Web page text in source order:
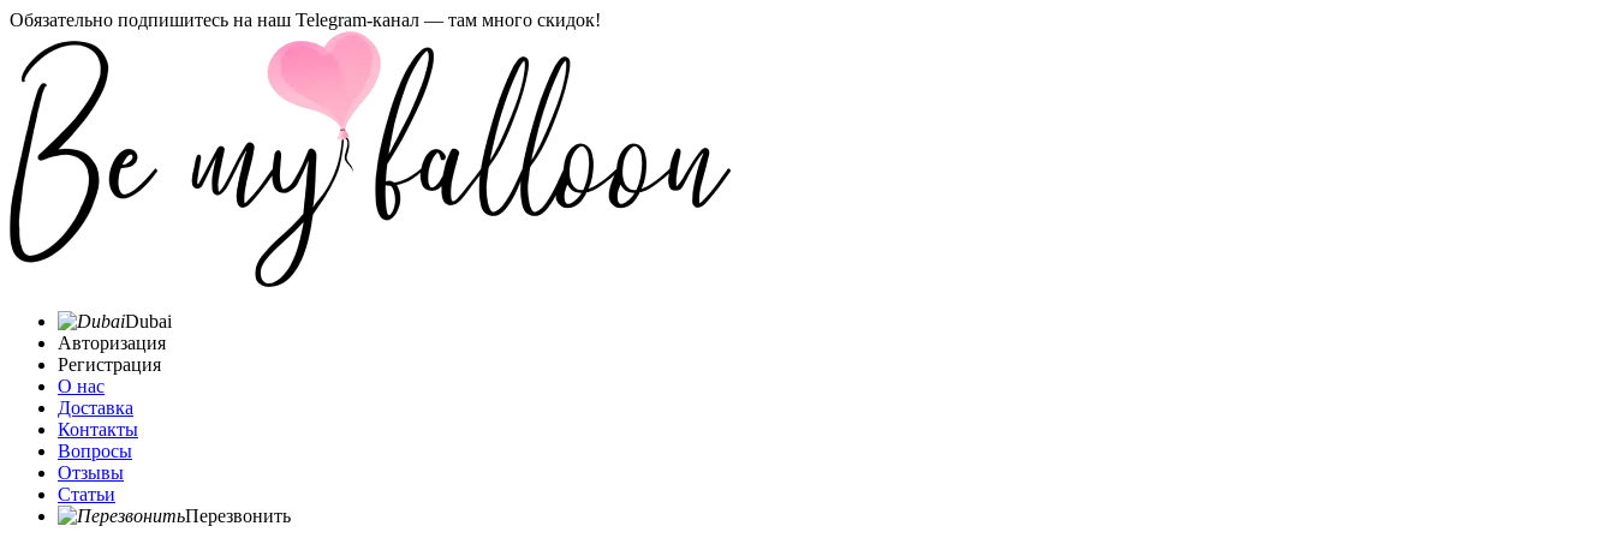
Обязательно подпишитесь на наш Telegram-канал — там много скидок!
Dubai
Авторизация
Регистрация
О нас
Доставка
Контакты
Вопросы
Отзывы
Статьи
Перезвонить